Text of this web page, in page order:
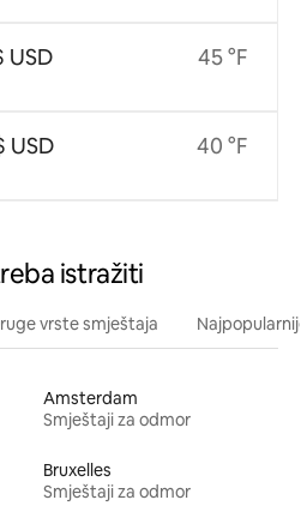
USD
USD
45 °F
40 °F
istražiti
vrste smještaja
Amsterdam
Smještaji za odmor
Bruxelles
Smještaji za odmor